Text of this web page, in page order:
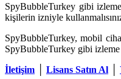
SpyBubbleTurkey gibi
kişilerin izniyle
SpyBubbleTurkey, mobil
SpyBubbleTurkey gibi izleme
İletişim
Lisans Satın Al